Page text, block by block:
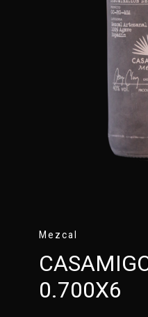
Mezcal
0.700X6